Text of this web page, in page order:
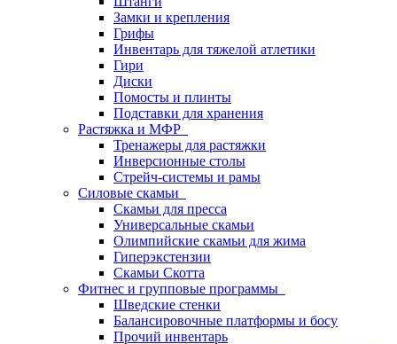
Замки и крепления
Грифы
Инвентарь для тяжелой атлетики
Гири
Диски
Помосты и плинты
Подставки для хранения
Растяжка и МФР
Тренажеры для растяжки
Инверсионные столы
Стрейч-системы и рамы
Силовые скамьи
Скамьи для пресса
Универсальные скамьи
Олимпийские скамьи для жима
Гиперэкстензии
Скамьи Скотта
Фитнес и групповые программы
Шведские стенки
Балансировочные платформы и босу
Прочий инвентарь